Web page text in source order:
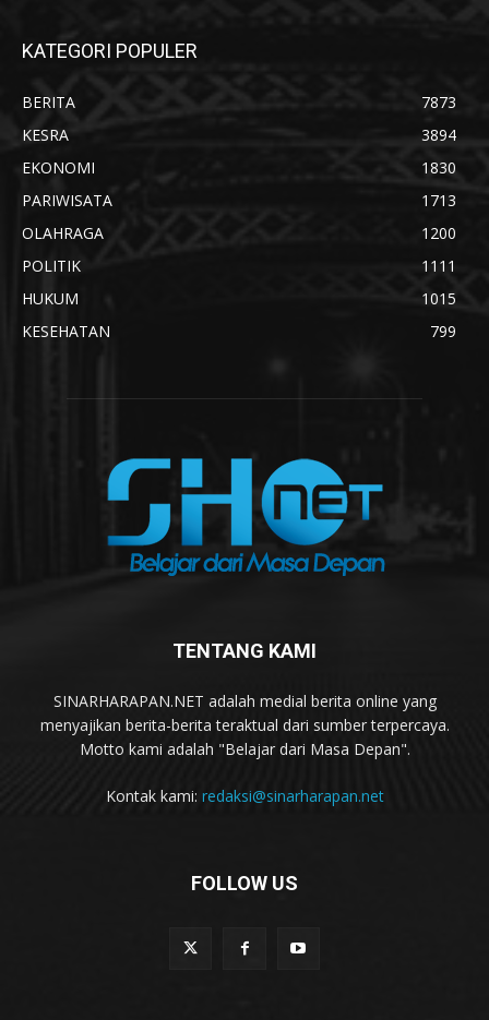
KATEGORI POPULER
BERITA
7873
KESRA
3894
EKONOMI
1830
PARIWISATA
1713
OLAHRAGA
1200
POLITIK
1111
HUKUM
1015
KESEHATAN
799
TENTANG KAMI
SINARHARAPAN.NET adalah medial berita online yang
menyajikan berita-berita teraktual dari sumber terpercaya.
Motto kami adalah "Belajar dari Masa Depan".
Kontak kami: redaksi@sinarharapan.net
FOLLOW US